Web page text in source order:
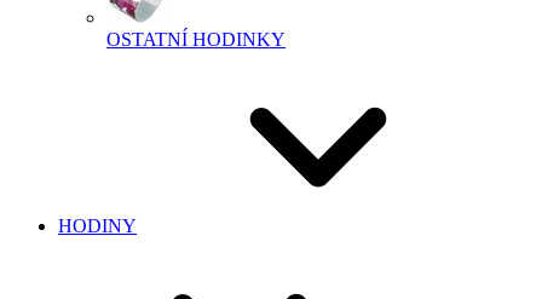
OSTATNÍ HODINKY
HODINY